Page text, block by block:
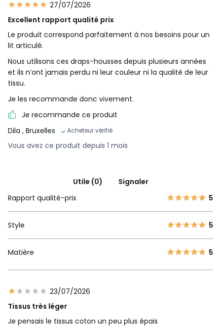
27/07/2026
Excellent rapport qualité prix
Le produit correspond parfaitement à nos besoins pour un
lit articulé.
Nous utilisons ces draps-housses depuis plusieurs années
et ils n’ont jamais perdu ni leur couleur ni la qualité de leur
tissu.
Je les recommande donc vivement.
Je recommande ce produit
Dila , Bruxelles Acheteur vérifié
Vous avez ce produit depuis 1 mois
Utile (0)
Signaler
Rapport qualité-prix
5
Style 5
Matière 5
23/07/2026
Tissus très léger
Je pensais le tissus coton un peu plus épais